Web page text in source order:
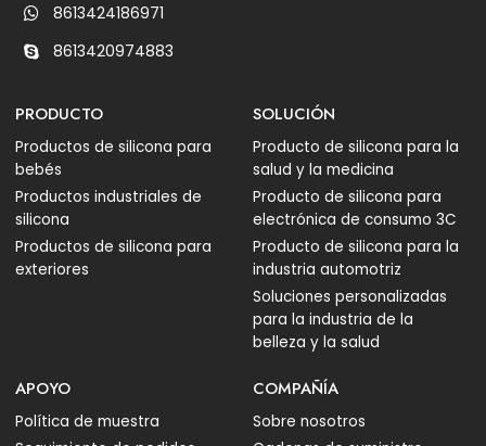
8613424186971
8613420974883
PRODUCTO
Productos de silicona para
bebés
Productos industriales de
silicona
Productos de silicona para
exteriores
SOLUCIÓN
Producto de silicona para la
salud y la medicina
Producto de silicona para
electrónica de consumo 3C
Producto de silicona para la
industria automotriz
Soluciones personalizadas
para la industria de la
belleza y la salud
APOYO
Política de muestra
COMPAÑÍA
Sobre nosotros